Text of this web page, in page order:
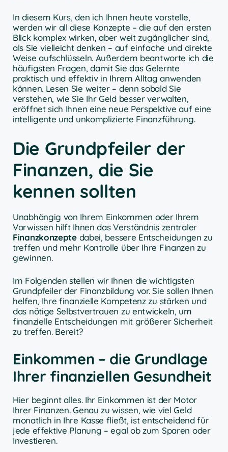
In diesem Kurs, den ich Ihnen heute vorstelle,
werden wir all diese Konzepte – die auf den ersten
Blick komplex wirken, aber weit zugänglicher sind,
als Sie vielleicht denken – auf einfache und direkte
Weise aufschlüsseln. Außerdem beantworte ich die
häufigsten Fragen, damit Sie das Gelernte
praktisch und effektiv in Ihrem Alltag anwenden
können. Lesen Sie weiter – denn sobald Sie
verstehen, wie Sie Ihr Geld besser verwalten,
eröffnet sich Ihnen eine neue Perspektive auf eine
intelligente und unkomplizierte Finanzführung.
Die Grundpfeiler der
Finanzen, die Sie
kennen sollten
Unabhängig von Ihrem Einkommen oder Ihrem
Vorwissen hilft Ihnen das Verständnis zentraler
Finanzkonzepte dabei, bessere Entscheidungen zu
treffen und mehr Kontrolle über Ihre Finanzen zu
gewinnen.
Im Folgenden stellen wir Ihnen die wichtigsten
Grundpfeiler der Finanzbildung vor. Sie sollen Ihnen
helfen, Ihre finanzielle Kompetenz zu stärken und
das nötige Selbstvertrauen zu entwickeln, um
finanzielle Entscheidungen mit größerer Sicherheit
zu treffen. Bereit?
Einkommen – die Grundlage
Ihrer finanziellen Gesundheit
Hier beginnt alles. Ihr Einkommen ist der Motor
Ihrer Finanzen. Genau zu wissen, wie viel Geld
monatlich in Ihre Kasse fließt, ist entscheidend für
jede effektive Planung – egal ob zum Sparen oder
Investieren.